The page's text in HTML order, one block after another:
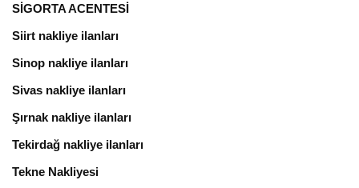
SİGORTA ACENTESİ
Siirt nakliye ilanları
Sinop nakliye ilanları
Sivas nakliye ilanları
Şırnak nakliye ilanları
Tekirdağ nakliye ilanları
Tekne Nakliyesi